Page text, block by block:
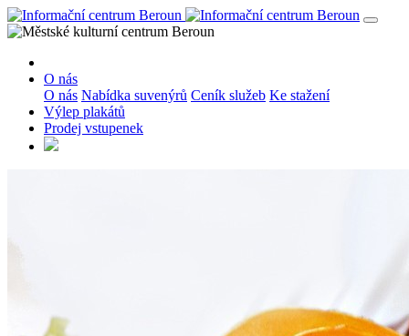
O nás
O nás Nabídka suvenýrů Ceník služeb Ke stažení
Výlep plakátů
Prodej vstupenek